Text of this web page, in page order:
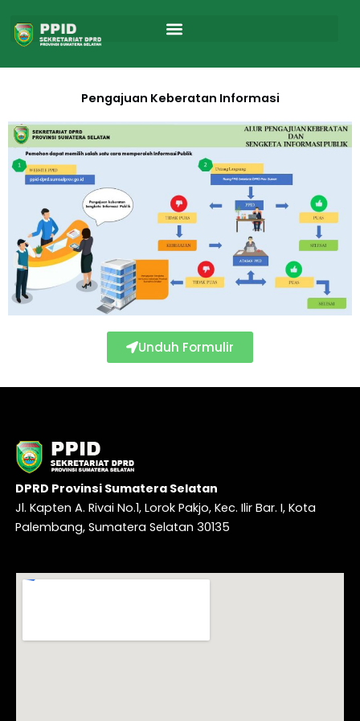
content
Pengajuan Keberatan Informasi
Unduh Formulir
DPRD Provinsi Sumatera Selatan
Jl. Kapten A. Rivai No.1, Lorok Pakjo, Kec. Ilir Bar. I, Kota
Palembang, Sumatera Selatan 30135